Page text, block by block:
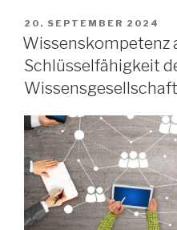
VERÖFFENTLICHT
AM
20. SEPTEMBER 2024
Wissenskompetenz
Schlüsselfähigkeit